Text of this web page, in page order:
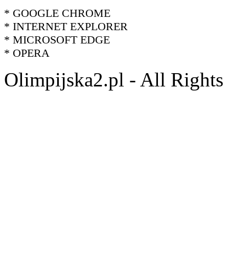
* GOOGLE CHROME
* INTERNET EXPLORER
* MICROSOFT EDGE
* OPERA
Olimpijska2.pl - All Rights